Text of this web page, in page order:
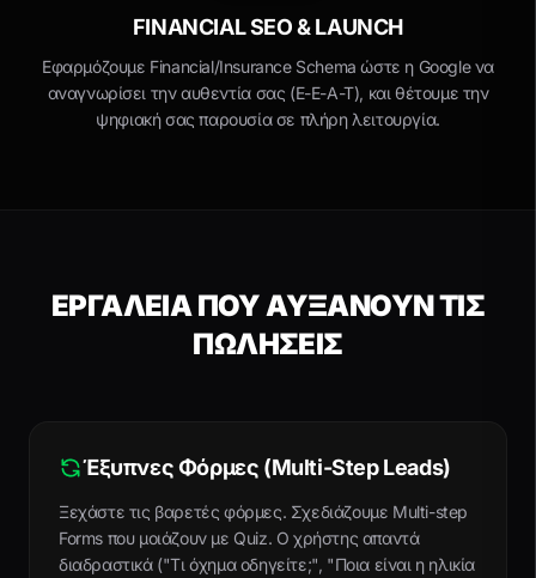
FINANCIAL SEO & LAUNCH
Εφαρμόζουμε Financial/Insurance Schema ώστε η Google να
αναγνωρίσει την αυθεντία σας (E-E-A-T), και θέτουμε την
ψηφιακή σας παρουσία σε πλήρη λειτουργία.
ΕΡΓΑΛΕΙΑ ΠΟΥ ΑΥΞΑΝΟΥΝ ΤΙΣ
ΠΩΛΗΣΕΙΣ
Έξυπνες Φόρμες (Multi-Step Leads)
Ξεχάστε τις βαρετές φόρμες. Σχεδιάζουμε Multi-step
Forms που μοιάζουν με Quiz. Ο χρήστης απαντά
διαδραστικά ("Τι όχημα οδηγείτε;", "Ποια είναι η ηλικία